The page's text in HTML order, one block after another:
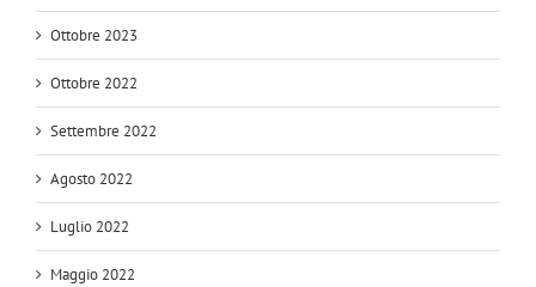
Ottobre 2023
Ottobre 2022
Settembre 2022
Agosto 2022
Luglio 2022
Maggio 2022